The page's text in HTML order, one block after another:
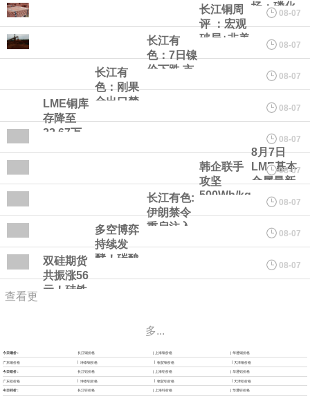
核心技术和知识产权。截至2026年1月31日，公司拥有262项专利权
（含境内发明专利20项）。
纽约期银日内涨4%，现报64.08美元/盎司。
宇树科技董事长、总经理兼首席技术官王兴兴在网上路演时表示，
经过多年研发创新和技术积累，公司逐步形成了包括一体化关节集
成技术、高紧凑度机器人身体集成技术、机器人激光雷达全自研核
心技术等多项已商业化应用的核心技术并已应用于公司的高性能通
用人形机器人、四足机器人等产品。
美国总统特朗普6日否认他对国防部长赫格塞思不满，称对赫格塞思
他与赫格塞思就弹药短缺问题发生冲突的报道是“完全没有根据的谣
言”，他对赫格塞思所做的工作“非常满意”。
场：磷化
铟供需缺
口超
70%，谁
大财？
长江铜周
评 ：宏观
破局+非美
08-07
长江有
色：7日镍
价下跌 市
08-07
长江有
色：刚果
金出口禁
08-07
LME铜库
存降至
22.67万
08-07
8月7日
LME基本
金属最新
报价
（17：
00）
08-07
韩企联手
攻坚
500Wh/kg
08-07
长江有色:
伊朗禁令
重启注入
08-07
多空博弈
持续发
酵！碳酸
08-07
双硅期货
共振涨56
元！硅铁
08-07
查看更
多...
今日铜价 : 长江铜价格 | 上海铜价格 | 华通铜价格
广东铜价格 | 坤泰铜价格 | 物贸铜价格 | 天津铜价格
今日铝价 : 长江铝价格 | 上海铝价格 | 华通铝价格
广东铝价格 坤泰铝价格 物贸铝价格 天津铝价格
今日锌价 : 长江锌价格 | 上海锌价格 | 华通锌价格